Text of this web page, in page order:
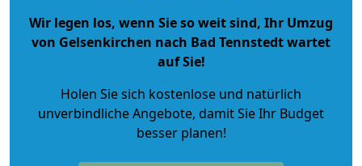
Wir legen los, wenn Sie so weit sind, Ihr Umzug
von Gelsenkirchen nach Bad Tennstedt wartet
auf Sie!
Holen Sie sich kostenlose und natürlich
unverbindliche Angebote, damit Sie Ihr Budget
besser planen!